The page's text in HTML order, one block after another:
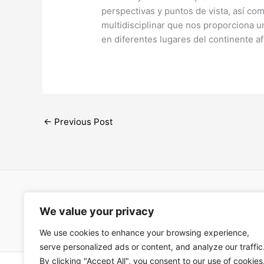
We value your privacy
We use cookies to enhance your browsing experience,
serve personalized ads or content, and analyze our traffic.
By clicking "Accept All", you consent to our use of cookies.
perspectivas y puntos de vista, así
multidisciplinar que nos proporciona
en diferentes lugares del continente
← Previous Post